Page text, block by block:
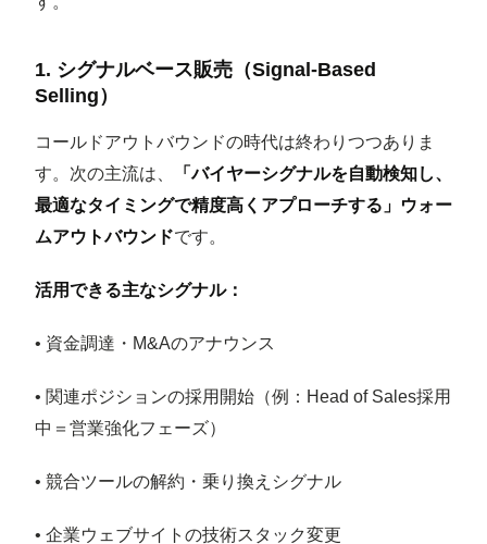
1. シグナルベース販売（Signal-Based
Selling）
コールドアウトバウンドの時代は終わりつつありま
す。次の主流は、
「バイヤーシグナルを自動検知し、
最適なタイミングで精度高くアプローチする」ウォー
ムアウトバウンドです。
活用できる主なシグナル：
• 資金調達・M&Aのアナウンス
• 関連ポジションの採用開始（例：Head of Sales採用
中＝営業強化フェーズ）
• 競合ツールの解約・乗り換えシグナル
• 企業ウェブサイトの技術スタック変更